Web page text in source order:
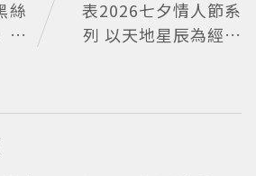
絲
女
表2026七夕情人節系
列 以天地星辰為經緯